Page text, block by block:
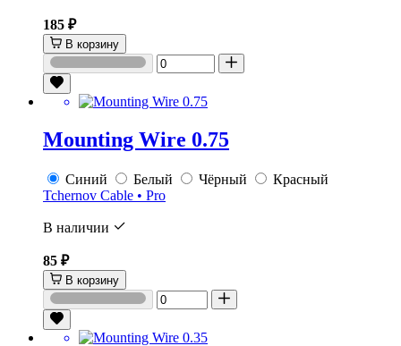
185 ₽
В корзину
Mounting Wire 0.75
Синий Белый Чёрный
Красный
Tchernov Cable • Pro
В наличии
85 ₽
В корзину